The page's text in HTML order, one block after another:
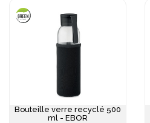
Bouteille verre recyclé 500
ml - EBOR